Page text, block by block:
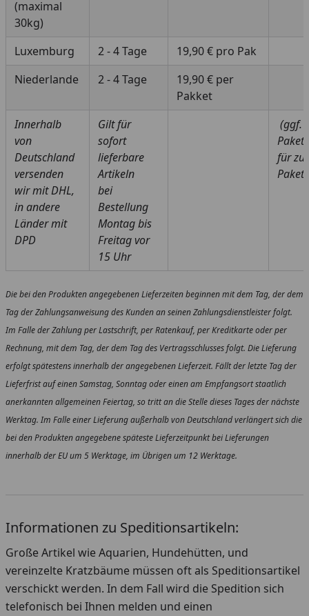
(maximal
30kg)
Luxemburg 2 - 4 Tage
19,90 € pro Pak
Niederlande
2 - 4 Tage
19,90 € per
Pakket
Innerhalb
von
Deutschland
versenden
wir mit DHL,
in andere
Länder mit
DPD
Gilt für
sofort
lieferbare
Artikeln
bei
Bestellung
Montag bis
Freitag vor
15 Uhr
(ggf.
für
Die bei den Produkten angegebenen Lieferzeiten beginnen mit dem Tag, der dem
Tag der Zahlungsanweisung des Kunden an seinen Zahlungsdienstleister folgt.
Im Falle der Zahlung per Lastschrift, per Ratenkauf, per Kreditkarte oder per
Rechnung, mit dem Tag, der dem Tag des Vertragsschlusses folgt. Die Lieferung
erfolgt spätestens innerhalb der angegebenen Lieferzeit. Fällt der letzte Tag der
Lieferfrist auf einen Samstag, Sonntag oder einen am Empfangsort staatlich
anerkannten allgemeinen Feiertag, so tritt an die Stelle dieses Tages der nächste
Werktag. Im Falle einer Lieferung außerhalb von Deutschland verlängert sich die
bei den Produkten angegebene späteste Lieferzeitpunkt bei Lieferungen
innerhalb der EU um 5 Werktage, im Übrigen um 12 Werktage.
Informationen zu Speditionsartikeln:
Große Artikel wie Aquarien, Hundehütten, und
vereinzelte Kratzbäume müssen oft als Speditionsartikel
verschickt werden. In dem Fall wird die Spedition sich
telefonisch bei Ihnen melden und einen